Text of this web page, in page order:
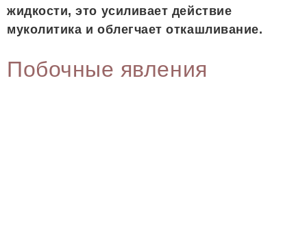
жидкости, это усиливает действие
муколитика и облегчает откашливание.
Побочные явления